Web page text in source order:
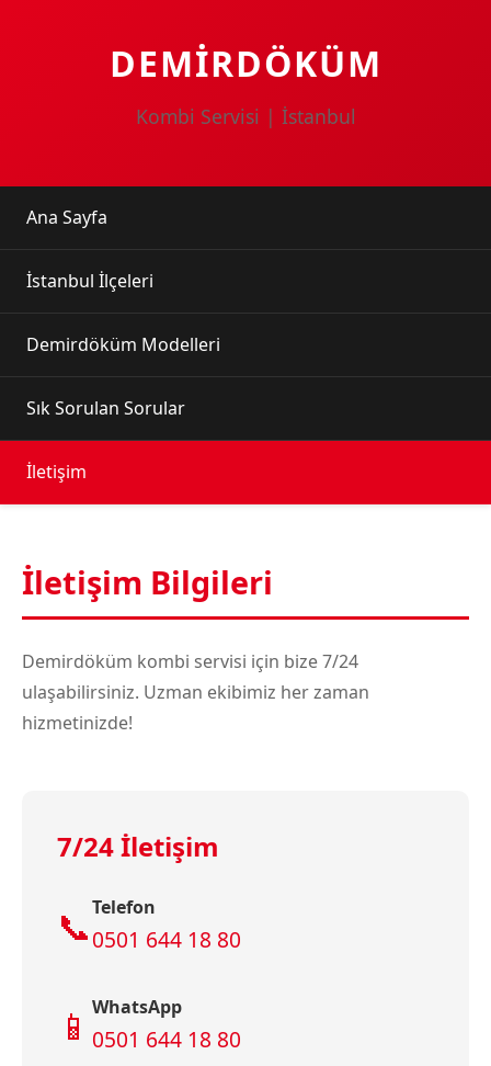
DEMİRDÖKÜM
Kombi Servisi | İstanbul
Ana Sayfa
İstanbul İlçeleri
Demirdöküm Modelleri
Sık Sorulan Sorular
İletişim
İletişim Bilgileri
Demirdöküm kombi servisi için bize 7/24
ulaşabilirsiniz. Uzman ekibimiz her zaman
hizmetinizde!
7/24 İletişim
📞Telefon
0501 644 18 80
📱 WhatsApp
0501 644 18 80